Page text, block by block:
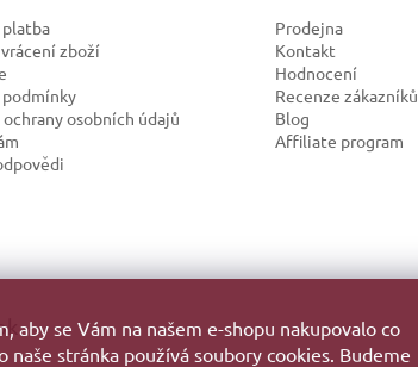
aby se Vám na našem e-shopu nakupovalo co
naše stránka používá soubory cookies. Budeme
platba
zboží
osobních údajů
Prodejna
Kontakt
Hodnocení
Recenze zákazníků
Blog
Affiliate program